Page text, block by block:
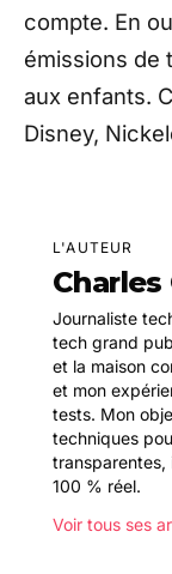
compte. En
émissions de
aux enfants.
Disney,
L'AUTEUR
Journaliste
tech grand
et la maison
et mon
tests. Mon
techniques
transparentes,
100 % réel.
Voir tous ses